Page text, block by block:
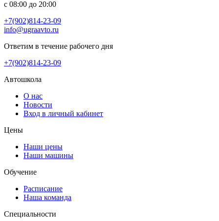
с 08:00 до 20:00
+7(902)814-23-09
info@ugraavto.ru
Ответим в течение рабочего дня
+7(902)814-23-09
Автошкола
О нас
Новости
Вход в личный кабинет
Цены
Наши цены
Наши машины
Обучение
Расписание
Наша команда
Специальности